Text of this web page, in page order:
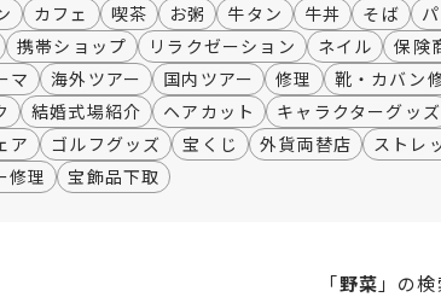
カフェ 喫茶 お粥 牛タン 牛丼 そば
携帯ショップ リラクゼーション ネイル 保険
マ
海外ツアー 国内ツアー 修理 靴・カバン
結婚式場紹介 ヘアカット キャラクターグッズ
ア
ゴルフグッズ 宝くじ 外貨両替店 ストレ
修理
宝飾品下取
「野菜 」の検